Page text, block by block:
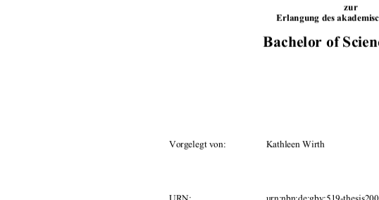
zur
Erlangung des
Bachelor of
Vorgelegt von: Kathleen Wirth
URN:                                urn:nbn:de:gbv:519-